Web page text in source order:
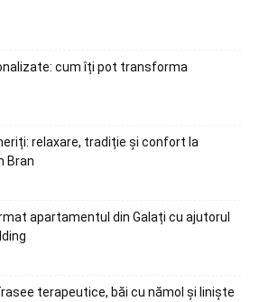
cum îți pot transforma
relaxare, tradiție și confort la
Bran
apartamentul din Galați cu ajutorul
terapeutice, băi cu nămol și liniște